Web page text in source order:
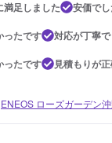
満足しました
安価で
ったです
対応が丁寧
ったです
見積もりが
ENEOS ローズガーデン